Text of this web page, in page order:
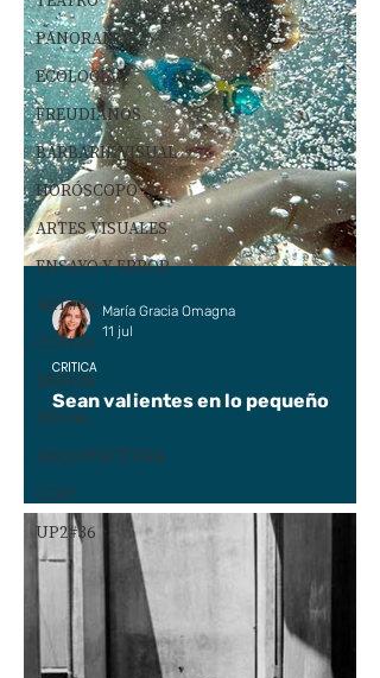
PANORAMAS
ECOLOGÍA
FREUDIANOS
BARBARIE VISUAL
HORÓSCOPO
ARTES VISUALES
ENSAYO Y ERROR
ART#36
CCF#36
E&E#36
UP#36
ARQUITECTURA
CCF2
UP2#36
Sean valientes en lo pequeño
CRÍTICA
María Gracia Omagna
11 jul